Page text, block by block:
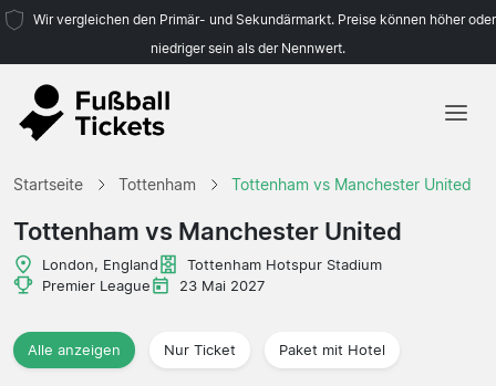
Wir vergleichen den Primär- und Sekundärmarkt. Preise können höher oder
niedriger sein als der Nennwert.
Reisebüros
Startseite Tottenham Tottenham vs Manchester United
Tottenham vs Manchester United
London, England
Tottenham Hotspur Stadium
Premier League
23 Mai 2027
Alle anzeigen Nur Ticket Paket mit Hotel